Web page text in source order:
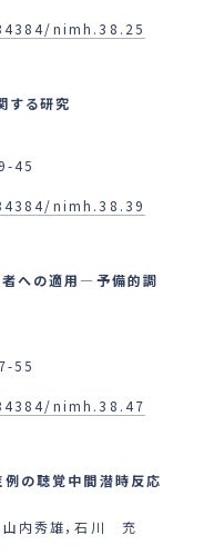
nimh.38.25
する研究
45
nimh.38.39
への適用―予備的調
55
nimh.38.47
の聴覚中間潜時反応
山内秀雄，石川 充